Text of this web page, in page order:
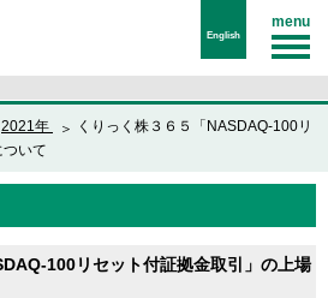
English
2021年
くりっく株３６５「NASDAQ-100リ
いて
100リセット付証拠金取引」の上場
menu